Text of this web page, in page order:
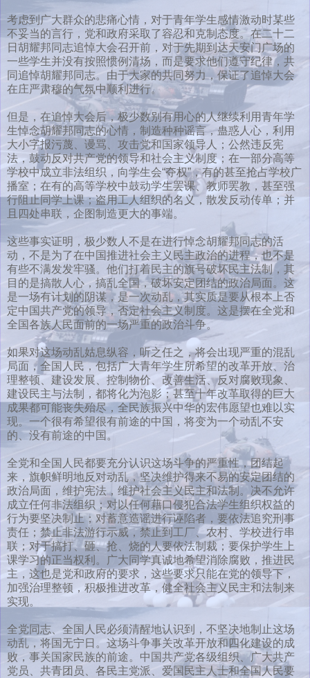
考虑到广大群众的悲痛心情，对于青年学生感情激动时某些
不妥当的言行，党和政府采取了容忍和克制态度。在二十二
日胡耀邦同志追悼大会召开前，对于先期到达天安门广场的
一些学生并没有按照惯例清场，而是要求他们遵守纪律，共
同追悼胡耀邦同志。由于大家的共同努力，保证了追悼大会
在庄严肃穆的气氛中顺利进行。
但是，在追悼大会后，极少数别有用心的人继续利用青年学
生悼念胡耀邦同志的心情，制造种种谣言，蛊惑人心，利用
大小字报污蔑、谩骂、攻击党和国家领导人；公然违反宪
法，鼓动反对共产党的领导和社会主义制度；在一部分高等
学校中成立非法组织，向学生会“夺权”，有的甚至抢占学校广
播室；在有的高等学校中鼓动学生罢课、教师罢教，甚至强
行阻止同学上课；盗用工人组织的名义，散发反动传单；并
且四处串联，企图制造更大的事端。
这些事实证明，极少数人不是在进行悼念胡耀邦同志的活
动，不是为了在中国推进社会主义民主政治的进程，也不是
有些不满发发牢骚。他们打着民主的旗号破坏民主法制，其
目的是搞散人心，搞乱全国，破坏安定团结的政治局面。这
是一场有计划的阴谋，是一次动乱，其实质是要从根本上否
定中国共产党的领导，否定社会主义制度。这是摆在全党和
全国各族人民面前的一场严重的政治斗争。
如果对这场动乱姑息纵容，听之任之，将会出现严重的混乱
局面，全国人民，包括广大青年学生所希望的改革开放、治
理整顿、建设发展、控制物价、改善生活、反对腐败现象、
建设民主与法制，都将化为泡影；甚至十年改革取得的巨大
成果都可能丧失殆尽，全民族振兴中华的宏伟愿望也难以实
现。一个很有希望很有前途的中国，将变为一个动乱不安
的、没有前途的中国。
全党和全国人民都要充分认识这场斗争的严重性，团结起
来，旗帜鲜明地反对动乱，坚决维护得来不易的安定团结的
政治局面，维护宪法，维护社会主义民主和法制。决不允许
成立任何非法组织；对以任何藉口侵犯合法学生组织权益的
行为要坚决制止；对蓄意造谣进行诬陷者，要依法追究刑事
责任；禁止非法游行示威，禁止到工厂、农村、学校进行串
联；对于搞打、砸、抢、烧的人要依法制裁；要保护学生上
课学习的正当权利。广大同学真诚地希望消除腐败，推进民
主，这也是党和政府的要求，这些要求只能在党的领导下，
加强治理整顿，积极推进改革，健全社会主义民主和法制来
实现。
全党同志、全国人民必须清醒地认识到，不坚决地制止这场
动乱，将国无宁日。这场斗争事关改革开放和四化建设的成
败，事关国家民族的前途。中国共产党各级组织、广大共产
党员、共青团员、各民主党派、爱国民主人士和全国人民要